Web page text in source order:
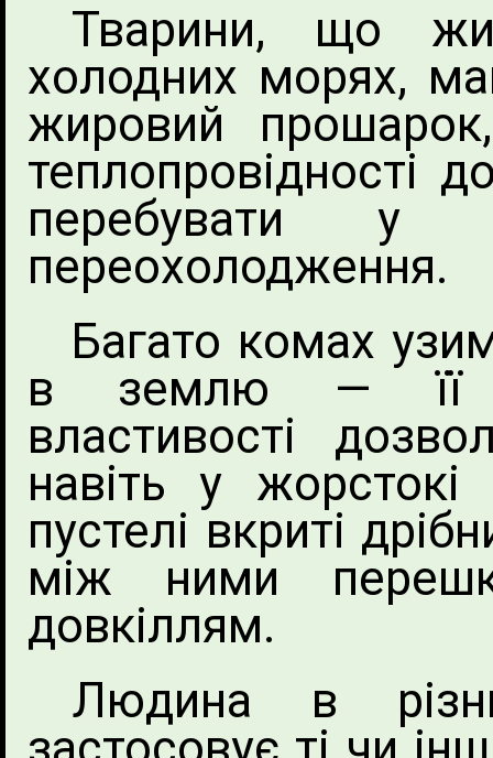
Тварини, що
холодних морях,
жировий
теплопровідності
перебувати у
переохолодження.
Багато комах
в землю — її
властивості
навіть у
пустелі вкриті
між ними
довкіллям.
Людина в